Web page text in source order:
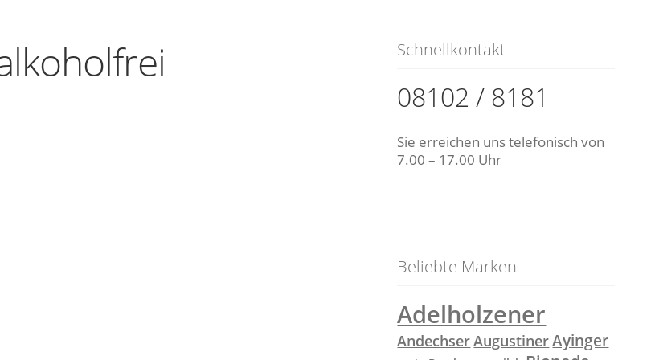
Schnellkontakt
08102 / 8181
Sie erreichen uns telefonisch von
7.00 – 17.00 Uhr
Beliebte Marken
Adelholzener
AndechserAugustinerAyinger